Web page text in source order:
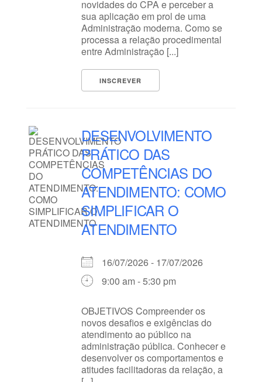
novidades do CPA e perceber a
sua aplicação em prol de uma
Administração moderna. Como se
processa a relação procedimental
entre Administração [...]
INSCREVER
DESENVOLVIMENTO
PRÁTICO DAS
COMPETÊNCIAS DO
ATENDIMENTO: COMO
SIMPLIFICAR O
ATENDIMENTO
16/07/2026 - 17/07/2026
9:00 am - 5:30 pm
OBJETIVOS Compreender os
novos desafios e exigências do
atendimento ao público na
administração pública. Conhecer e
desenvolver os comportamentos e
atitudes facilitadoras da relação, a